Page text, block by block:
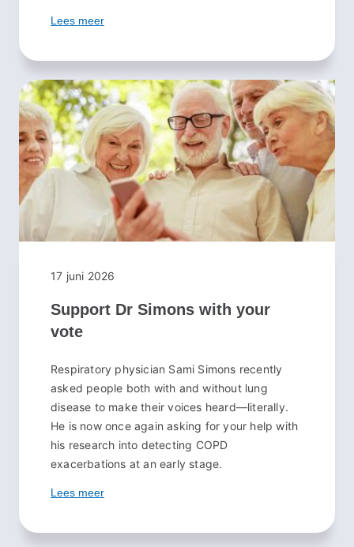
Lees meer
17 juni 2026
Support Dr Simons with your
vote
Respiratory physician Sami Simons recently
asked people both with and without lung
disease to make their voices heard—literally.
He is now once again asking for your help with
his research into detecting COPD
exacerbations at an early stage.
Lees meer